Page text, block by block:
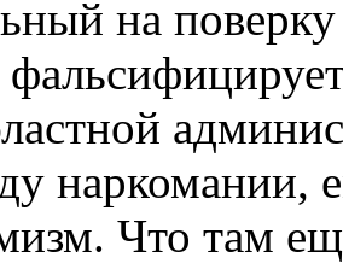
на
наркомании,
Что там